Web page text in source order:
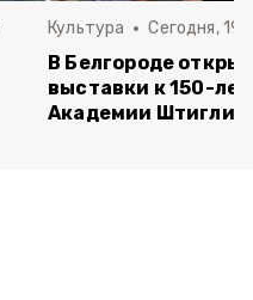
Культура Сегодня,
В Белгороде
выставки к 150-
Академии